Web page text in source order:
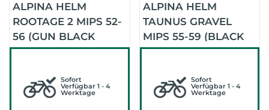
ALPINA HELM
ROOTAGE 2 MIPS 52-
56 (GUN BLACK
NEON)
Sofort
Verfügbar 1 - 4
Werktage
ALPINA HELM
TAUNUS GRAVEL
MIPS 55-59 (BLACK
MATT)
Sofort
Verfügbar 1 - 4
Werktage